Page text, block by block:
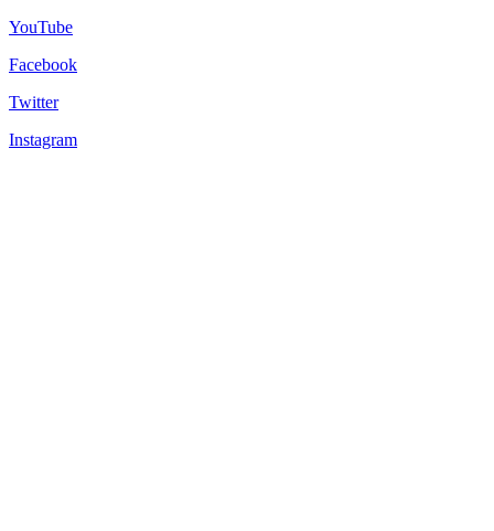
YouTube
Facebook
Twitter
Instagram